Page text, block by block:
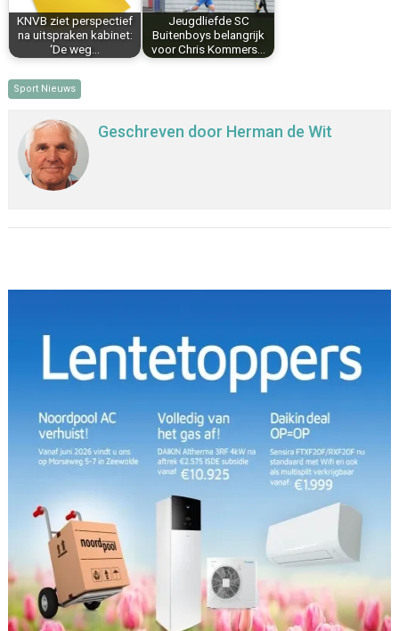
KNVB ziet perspectief
na uitspraken kabinet:
‘De weg…
Jeugdliefde SC
Buitenboys belangrijk
voor Chris Kommers…
Sport Nieuws
Geschreven door Herman de Wit